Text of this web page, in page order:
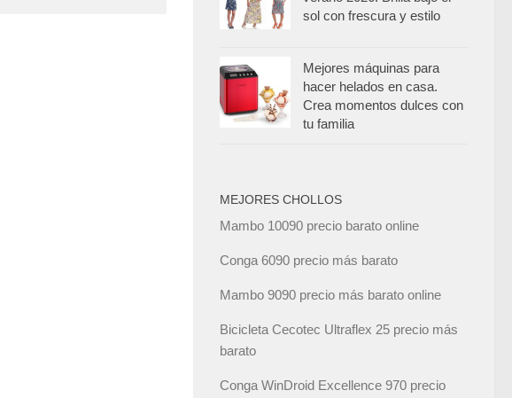
sol con frescura y estilo
Mejores máquinas para
hacer helados en casa.
Crea momentos dulces con
tu familia
MEJORES CHOLLOS
Mambo 10090 precio barato online
Conga 6090 precio más barato
Mambo 9090 precio más barato online
Bicicleta Cecotec Ultraflex 25 precio más
barato
Conga WinDroid Excellence 970 precio